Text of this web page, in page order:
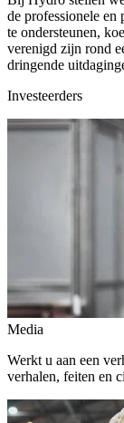
de professionele
te ondersteunen,
verenigd zijn rond
dringende
Investeerders
Media
Werkt u aan een
verhalen, feiten en